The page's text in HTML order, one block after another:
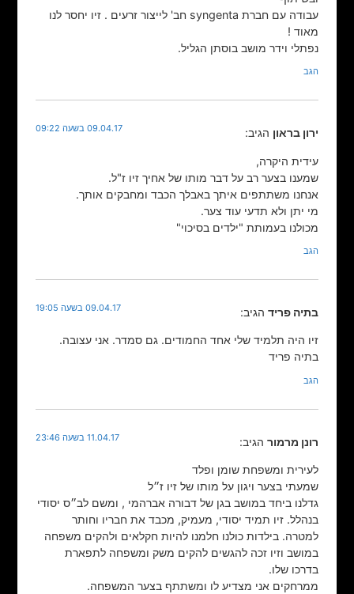
עבודה עם חברת syngenta חב' לייצור זרעים . זיו יחסר לנו
מאוד !
נפתלי וידר מושב בוסתן הגליל.
הגב
ירון בראון הגיב: 09.04.17 בשעה 09:22
עידית היקרה,
שמענו בצער רב על דבר מותו של אחיך זיו ז"ל.
אנחנו משתתפים איתך באבלך הכבד ומחבקים אותך.
מי יתן ולא תדעי עוד צער.
מכולנו בעמותת "ילדים בסיכוי"
הגב
בתיה פריד הגיב: 09.04.17 בשעה 19:05
זיו היה תלמיד שלי אחד החמודים. גם סמדר. אני עצובה.
בתיה פריד
הגב
רונן מרמור הגיב: 11.04.17 בשעה 23:46
לעירית ומשפחת שומן ופלד
שמעתי בצער ויגון על מותו של זיו ז״ל
גדלנו ביחד במושב בגן של דבורה אברהמי , ומשם לב״ס יסודי
בנהלל. זיו תמיד יסודי, מעמיק, מכבד את חבריו וחותר
למטרה. בילדות כולנו חלמנו להיות חקלאים ולהקים משפחה
במושב וזיו זכה להגשים להקים משק ומשפחה לתפארת
בדרכו שלו.
ממרחקים אני מצדיע לו ומשתתף בצער המשפחה.